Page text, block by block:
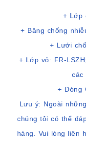
+ Lớp
+ Băng chống
+ Lưới
+ Lớp vỏ: FR-
các
+ Đóng
Lưu ý: Ngoài
chúng tôi có thể
hàng. Vui lòng liên